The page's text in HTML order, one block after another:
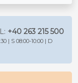
+40 263 215 500
| S 08:00-10:00 | D